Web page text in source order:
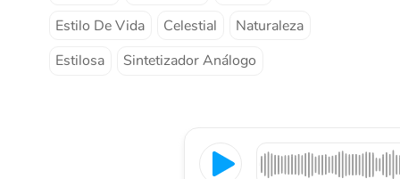
Estilo De Vida
Celestial
Naturaleza
Estilosa
Sintetizador Análogo